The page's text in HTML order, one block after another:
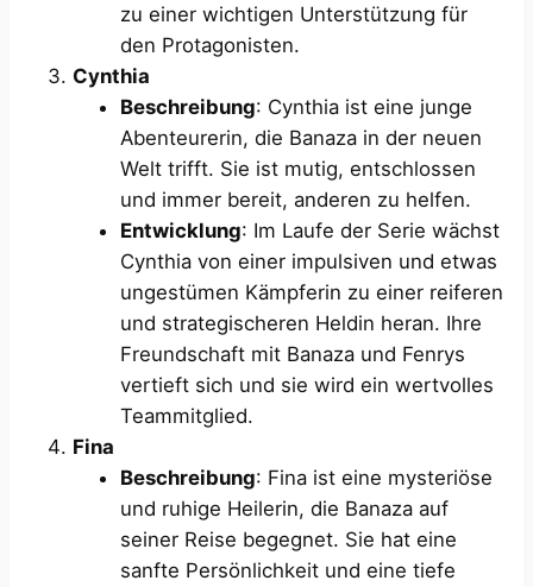
zu einer wichtigen Unterstützung für
den Protagonisten.
Cynthia
Beschreibung: Cynthia ist eine junge
Abenteurerin, die Banaza in der neuen
Welt trifft. Sie ist mutig, entschlossen
und immer bereit, anderen zu helfen.
Entwicklung: Im Laufe der Serie wächst
Cynthia von einer impulsiven und etwas
ungestümen Kämpferin zu einer reiferen
und strategischeren Heldin heran. Ihre
Freundschaft mit Banaza und Fenrys
vertieft sich und sie wird ein wertvolles
Teammitglied.
Fina
Beschreibung: Fina ist eine mysteriöse
und ruhige Heilerin, die Banaza auf
seiner Reise begegnet. Sie hat eine
sanfte Persönlichkeit und eine tiefe